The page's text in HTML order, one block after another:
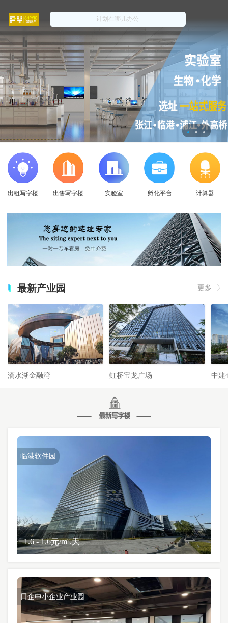
出租写字楼 出售写字楼 实验室 孵化平台 计算器
最新产业园 更多
滴水湖金融湾 虹桥宝龙广场 中建
临港软件园
1.6 - 1.6元/m².天
日企中小企业产业园